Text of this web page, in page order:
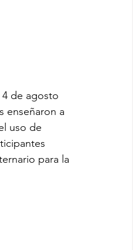
de agosto
enseñaron a
uso de
para la